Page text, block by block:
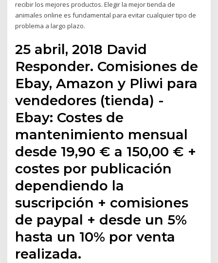
recibir los mejores productos. Elegir la mejor tienda de
animales online es fundamental para evitar cualquier tipo de
problema a largo plazo.
25 abril, 2018 David
Responder. Comisiones de
Ebay, Amazon y Pliwi para
vendedores (tienda) -
Ebay: Costes de
mantenimiento mensual
desde 19,90 € a 150,00 € +
costes por publicación
dependiendo la
suscripción + comisiones
de paypal + desde un 5%
hasta un 10% por venta
realizada.